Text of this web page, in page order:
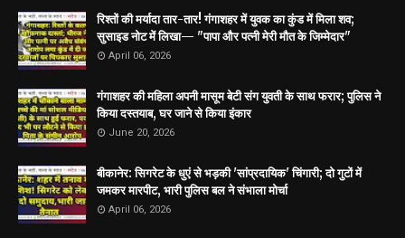
रिश्तों की मर्यादा तार-तार! गंगाशहर में युवक का कुंड में मिला शव;
सुसाइड नोट में लिखा— "पापा और पत्नी मेरी मौत के जिम्मेदार"
April 06, 2026
गंगाशहर की महिला अपनी मासूम बेटी संग युवती के साथ फरार; पुलिस ने
किया दस्तयाब, घर जाने से किया इंकार
June 20, 2026
बीकानेर: सिगरेट के धुएं से भड़की 'सांप्रदायिक' चिंगारी; दो गुटों में
जमकर मारपीट, भारी पुलिस बल ने संभाला मोर्चा
April 06, 2026